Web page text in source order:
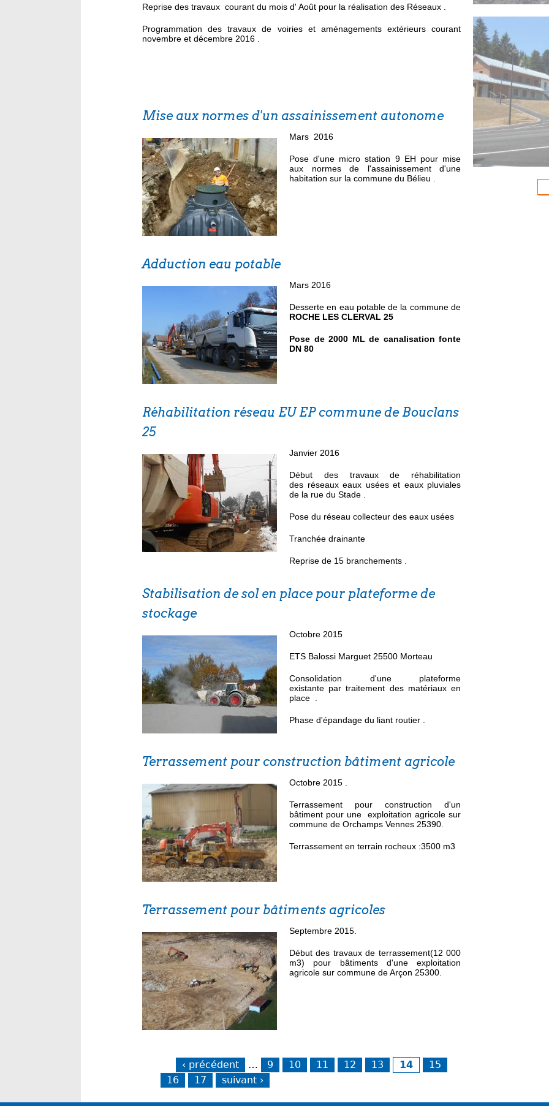
Reprise des travaux courant du mois d' Août pour la réalisation des Réseaux .
Programmation des travaux de voiries et aménagements extérieurs courant
novembre et décembre 2016 .
Mise aux normes d'un assainissement autonome
Mars 2016
Pose d'une micro station 9 EH pour mise
aux normes de l'assainissement d'une
habitation sur la commune du Bélieu .
Adduction eau potable
Mars 2016
Desserte en eau potable de la commune de
ROCHE LES CLERVAL 25
Pose de 2000 ML de canalisation fonte
DN 80
Réhabilitation réseau EU EP commune de Bouclans
25
Janvier 2016
Début des travaux de réhabilitation
des réseaux eaux usées et eaux pluviales
de la rue du Stade .
Pose du réseau collecteur des eaux usées
Tranchée drainante
Reprise de 15 branchements .
Stabilisation de sol en place pour plateforme de
stockage
Octobre 2015
ETS Balossi Marguet 25500 Morteau
Consolidation d'une plateforme
existante par traitement des matériaux en
place .
Phase d'épandage du liant routier .
Terrassement pour construction bâtiment agricole
Octobre 2015 .
Terrassement pour construction d'un
bâtiment pour une exploitation agricole sur
commune de Orchamps Vennes 25390.
Terrassement en terrain rocheux :3500 m3
Terrassement pour bâtiments agricoles
Septembre 2015.
Début des travaux de terrassement(12 000
m3) pour bâtiments d'une exploitation
agricole sur commune de Arçon 25300.
Pages ‹ précédent … 9 10 11 12 13 14
15
16
17 suivant ›
pentu
(Voirie
d'un Gîte